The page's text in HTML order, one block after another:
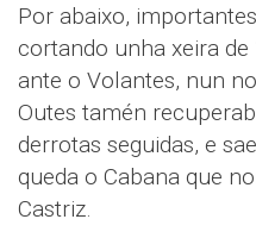
Por abaixo,
cortando unha xeira
ante o Volantes, nun
Outes tamén
derrotas seguidas, e
queda o Cabana que
Castriz.